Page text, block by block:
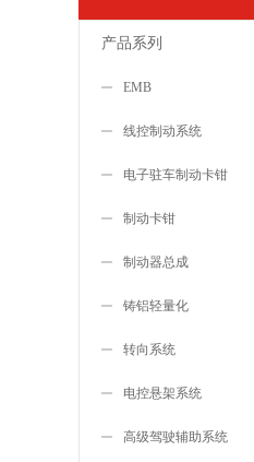
产品系列
EMB
线控制动系统
电子驻车制动卡钳
制动卡钳
制动器总成
铸铝轻量化
转向系统
电控悬架系统
高级驾驶辅助系统